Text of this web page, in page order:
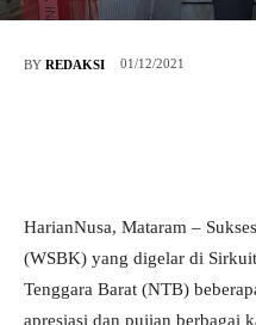
BY REDAKSI 01/12/2021
HarianNusa, Mataram –
(WSBK) yang digelar di
Tenggara Barat (NTB)
apresiasi dan pujian berbagai